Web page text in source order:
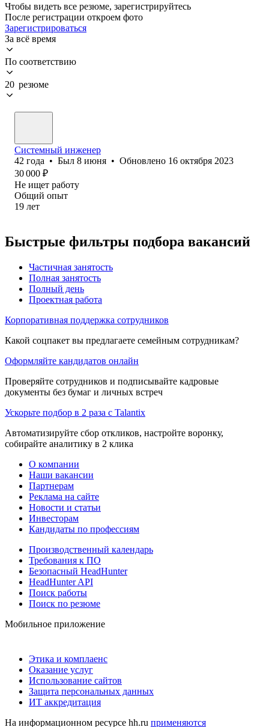
Чтобы видеть все резюме, зарегистрируйтесь
После регистрации откроем фото
Зарегистрироваться
За всё время
По соответствию
20 резюме
Системный инженер
42 года • Был 8 июня • Обновлено 16 октября 2023
30 000 ₽
Не ищет работу
Общий опыт
19 лет
Быстрые фильтры подбора вакансий
Частичная занятость
Полная занятость
Полный день
Проектная работа
Корпоративная поддержка сотрудников
Какой соцпакет вы предлагаете семейным сотрудникам?
Оформляйте кандидатов онлайн
Проверяйте сотрудников и подписывайте кадровые
документы без бумаг и личных встреч
Ускорьте подбор в 2 раза с Talantix
Автоматизируйте сбор откликов, настройте воронку,
собирайте аналитику в 2 клика
О компании
Наши вакансии
Партнерам
Реклама на сайте
Новости и статьи
Инвесторам
Кандидаты по профессиям
Производственный календарь
Требования к ПО
Безопасный HeadHunter
HeadHunter API
Поиск работы
Поиск по резюме
Мобильное приложение
Этика и комплаенс
Оказание услуг
Использование сайтов
Защита персональных данных
ИТ аккредитация
На информационном ресурсе hh.ru применяются